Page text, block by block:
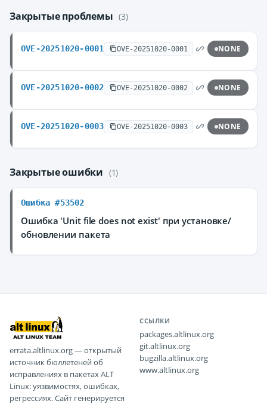
Закрытые проблемы (3)
OVE-20251020-0001 OVE-20251020-0001 NONE
OVE-20251020-0002 OVE-20251020-0002 NONE
OVE-20251020-0003 OVE-20251020-0003 NONE
Закрытые ошибки (1)
Ошибка #53502
Ошибка 'Unit file does not exist' при установке/
обновлении пакета
errata.altlinux.org — открытый
источник бюллетеней об
исправлениях в пакетах ALT
Linux: уязвимостях, ошибках,
регрессиях. Сайт генерируется
ССЫЛКИ
packages.altlinux.org
git.altlinux.org
bugzilla.altlinux.org
www.altlinux.org